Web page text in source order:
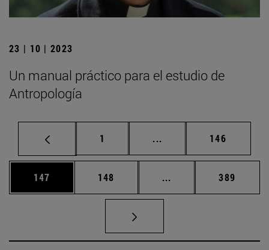
23 | 10 | 2023
Un manual práctico para el estudio de
Antropología
Página
1 ... Páginas intermedias
Página
146
Página
147 Página
148 ... Páginas intermedias
Página
389